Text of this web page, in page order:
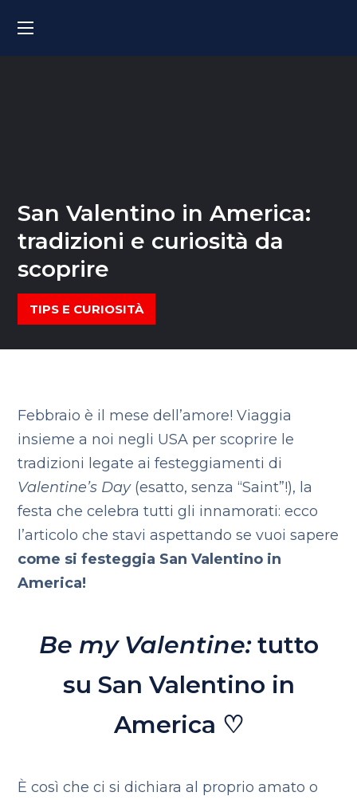
San Valentino in America:
tradizioni e curiosità da
scoprire
TIPS E CURIOSITÀ
Febbraio è il mese dell’amore! Viaggia
insieme a noi negli USA per scoprire le
tradizioni legate ai festeggiamenti di
Valentine’s Day(esatto, senza “Saint”!), la
festa che celebra tutti gli innamorati: ecco
l’articolo che stavi aspettando se vuoi sapere
come si festeggia San Valentino in
America!
Be my Valentine:tutto
su San Valentino in
America ♡
È così che ci si dichiara al proprio amato o